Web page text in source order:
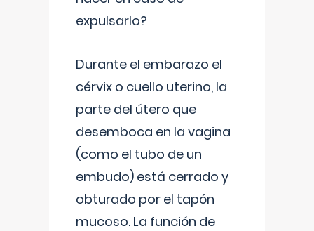
expulsarlo?
Durante el embarazo el
cérvix o cuello uterino, la
parte del útero que
desemboca en la vagina
(como el tubo de un
embudo) está cerrado y
obturado por el tapón
mucoso. La función de